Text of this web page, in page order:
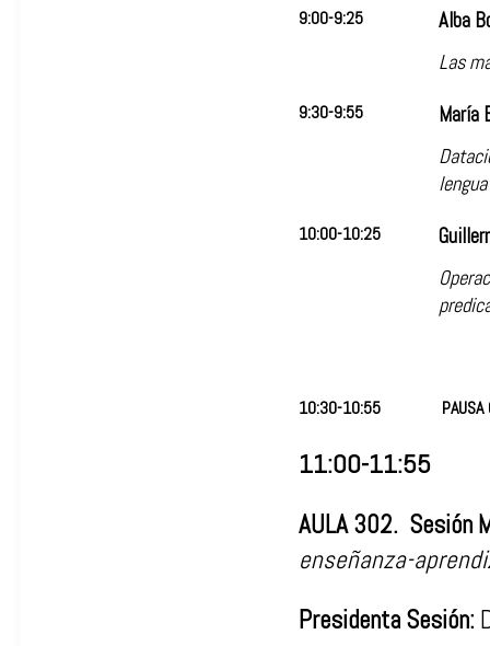
9:00-9:25
Alba
Las
9:30-9:55
María
lengua
10:00-10:25
10:30-10:55 PAUSA
11:00-11:55
AULA 302. Sesión
enseñanza-
Presidenta Sesión: